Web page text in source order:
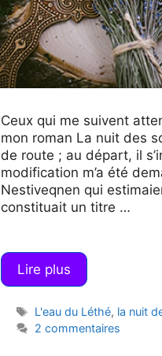
Ceux qui me suivent
mon roman La nuit des
de route ; au départ, il
modification m’a été
Nestiveqnen qui
constituait un titre …
Lire plus
Étiquettes
L'eau du Léthé, la nuit
2 commentaires